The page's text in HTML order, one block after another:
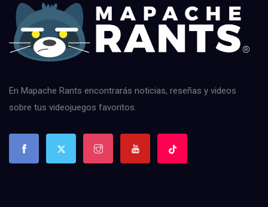
En Mapache Rants encontrarás noticias, reseñas y videos
sobre tus videojuegos favoritos.